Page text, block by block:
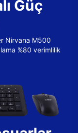
Güç
Nirvana M500
%80 verimlilik